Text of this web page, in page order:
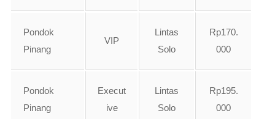
Pondok
Pinang
VIP
Lintas
Solo
Rp170.
000
Pondok
Pinang
Execut
ive
Lintas
Solo
Rp195.
000